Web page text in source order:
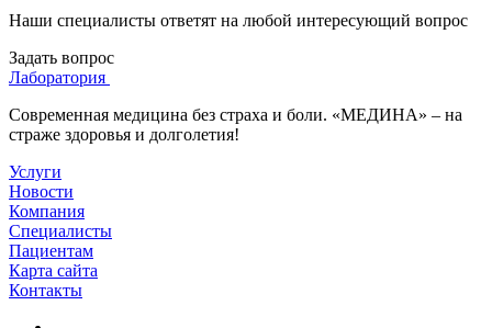
Наши специалисты ответят на любой интересующий вопрос
Задать вопрос
Лаборатория
Современная медицина без страха и боли. «МЕДИНА» – на
страже здоровья и долголетия!
Услуги
Новости
Компания
Специалисты
Пациентам
Карта сайта
Контакты